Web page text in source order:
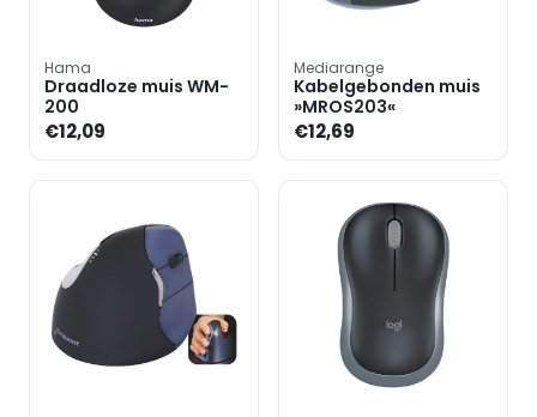
Hama
Draadloze muis WM-
200
€12,09
Mediarange
Kabelgebonden muis
»MROS203«
€12,69